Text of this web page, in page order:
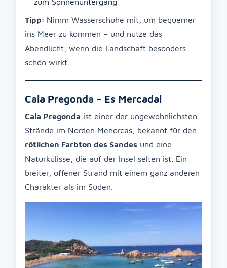
Tipp: Nimm Wasserschuhe mit, um bequemer
ins Meer zu kommen – und nutze das
Abendlicht, wenn die Landschaft besonders
schön wirkt.
Cala Pregonda – Es Mercadal
Cala Pregonda ist einer der ungewöhnlichsten
Strände im Norden Menorcas, bekannt für den
rötlichen Farbton des Sandes und eine
Naturkulisse, die auf der Insel selten ist. Ein
breiter, offener Strand mit einem ganz anderen
Charakter als im Süden.